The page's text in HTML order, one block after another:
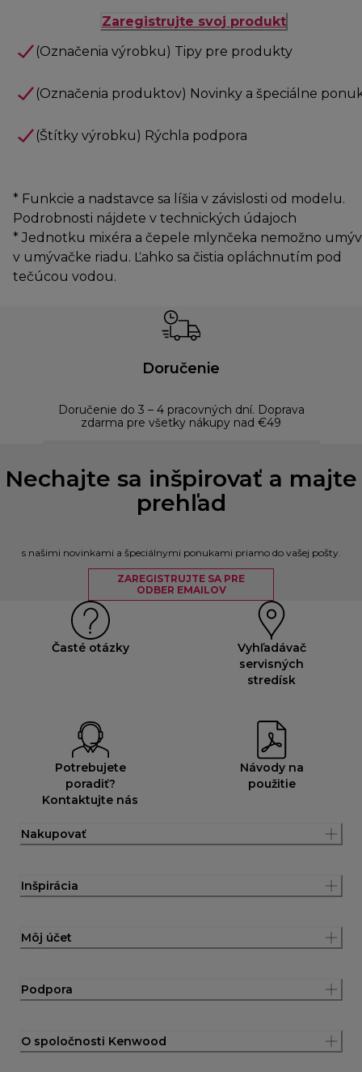
Zaregistrujte svoj produkt
(Označenia výrobku) Tipy pre produkty
(Označenia produktov) Novinky a špeciálne
(Štítky výrobku) Rýchla podpora
* Funkcie a nadstavce sa líšia v závislosti od modelu.
Podrobnosti nájdete v technických údajoch
* Jednotku mixéra a čepele mlynčeka nemožno
v umývačke riadu. Ľahko sa čistia opláchnutím pod
tečúcou vodou.
Doručenie
Doručenie do 3 – 4 pracovných dní. Doprava
zdarma pre všetky nákupy nad €49
Nechajte sa inšpirovať a majte
prehľad
s našimi novinkami a špeciálnymi ponukami priamo do vašej pošty.
ZAREGISTRUJTE SA PRE
ODBER EMAILOV
Časté otázky
Vyhľadávač
servisných
stredísk
Potrebujete
poradiť?
Kontaktujte nás
Návody na
použitie
Nakupovať
Inšpirácia
Môj účet
Podpora
O spoločnosti Kenwood